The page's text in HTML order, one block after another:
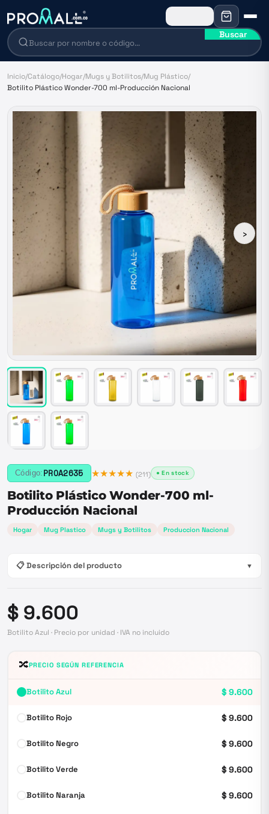
Buscar
Inicio/Catálogo/Hogar/Mugs y Botilitos/Mug Plástico/
Botilito Plástico Wonder-700 ml-Producción Nacional
›
Código: PROA2635 ★★★★★ (211) ● En stock
Botilito Plástico Wonder-700 ml-
Producción Nacional
Hogar Mug Plastico Mugs y Botilitos Produccion Nacional
📋 Descripción del producto ▼
$ 9.600
Botilito Azul · Precio por unidad · IVA no incluido
🔀PRECIO SEGÚN REFERENCIA
Botilito Azul $ 9.600
Botilito Rojo $ 9.600
Botilito Negro $ 9.600
Botilito Verde $ 9.600
Botilito Naranja $ 9.600